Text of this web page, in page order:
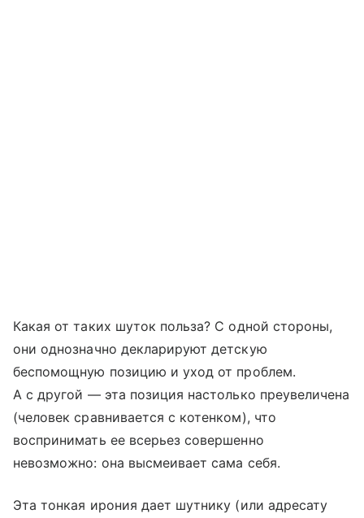
Какая от таких шуток польза? С одной стороны,
они однозначно декларируют детскую
беспомощную позицию и уход от проблем.
А с другой — эта позиция настолько преувеличена
(человек сравнивается с котенком), что
воспринимать ее всерьез совершенно
невозможно: она высмеивает сама себя.
Эта тонкая ирония дает шутнику (или адресату